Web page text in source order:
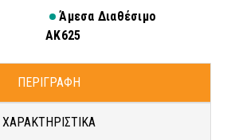
Άμεσα Διαθέσιμο
AK625
ΠΕΡΙΓΡΑΦΗ
ΧΑΡΑΚΤΗΡΙΣΤΙΚΑ